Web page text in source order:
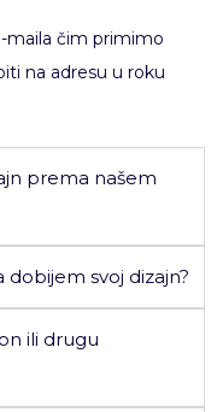
maila čim primimo
na adresu u roku
prema našem
svoj dizajn?
ili drugu